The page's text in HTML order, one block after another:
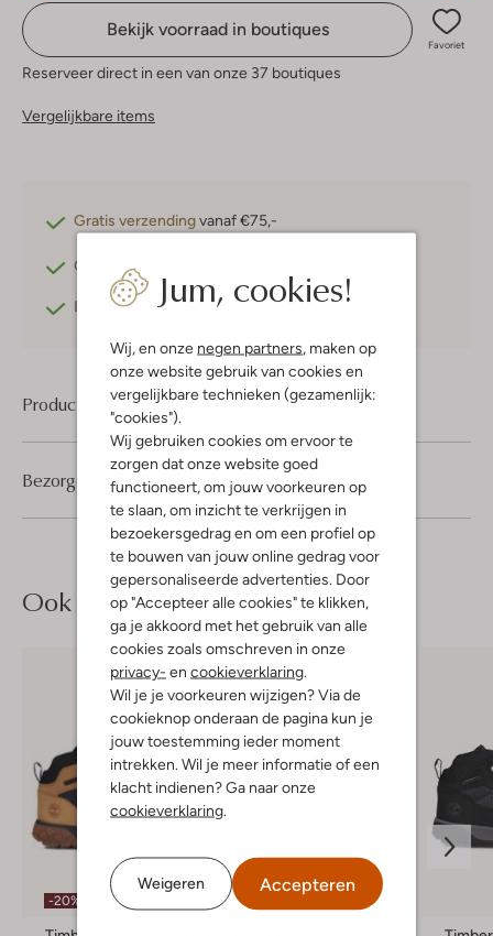
Jum, cookies!
Wij, en onze negen partners , maken op
onze website gebruik van cookies en
vergelijkbare technieken (gezamenlijk:
"cookies").
Wij gebruiken cookies om ervoor te
zorgen dat onze website goed
functioneert, om jouw voorkeuren op
te slaan, om inzicht te verkrijgen in
bezoekersgedrag en om een profiel op
te bouwen van jouw online gedrag voor
gepersonaliseerde advertenties. Door
op "Accepteer alle cookies" te klikken,
ga je akkoord met het gebruik van alle
cookies zoals omschreven in onze
privacy- en cookieverklaring
Wil je je voorkeuren wijzigen? Via de
cookieknop onderaan de pagina kun je
jouw toestemming ieder moment
intrekken. Wil je meer informatie of een
klacht indienen? Ga naar onze
cookieverklaring
Weigeren Accepteren
Bekijk voorraad in boutiques
Favoriet
Reserveer direct in een van onze 37 boutiques
Vergelijkbare items
Gratis verzendingvanaf €75,-
Gratis retourneren
Betaal achterafmet Klarna
Product informatie
Bezorgen & retourneren
Ook iets voor jou?
-20%
Laatste maten